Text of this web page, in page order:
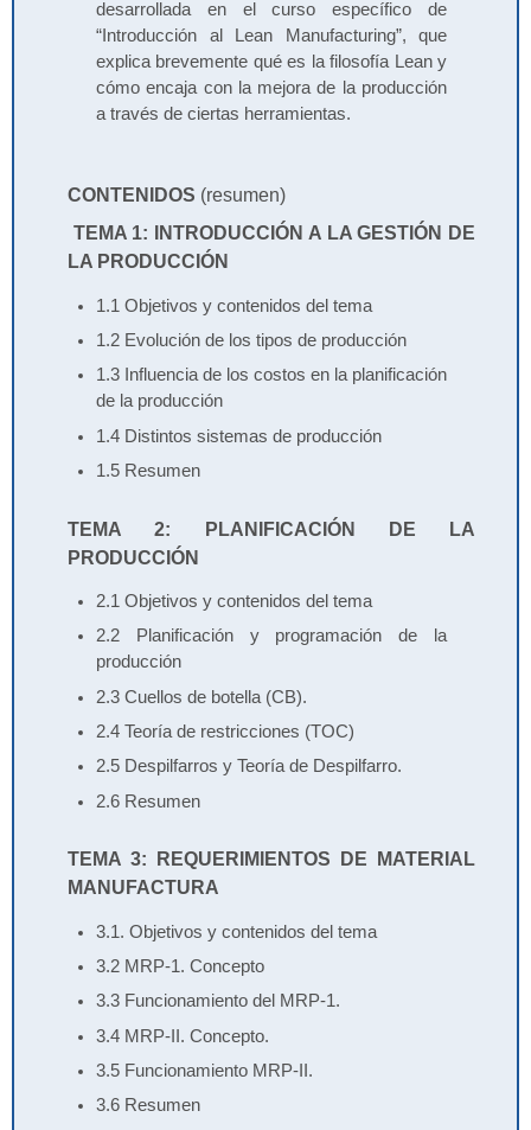
desarrollada en el curso específico de
“Introducción al Lean Manufacturing”, que
explica brevemente qué es la filosofía Lean y
cómo encaja con la mejora de la producción
a través de ciertas herramientas.
CONTENIDOS (resumen)
TEMA 1: INTRODUCCIÓN A LA GESTIÓN DE
LA PRODUCCIÓN
1.1 Objetivos y contenidos del tema
1.2 Evolución de los tipos de producción
1.3 Influencia de los costos en la planificación
de la producción
1.4 Distintos sistemas de producción
1.5 Resumen
TEMA 2: PLANIFICACIÓN DE LA
PRODUCCIÓN
2.1 Objetivos y contenidos del tema
2.2 Planificación y programación de la
producción
2.3 Cuellos de botella (CB).
2.4 Teoría de restricciones (TOC)
2.5 Despilfarros y Teoría de Despilfarro.
2.6 Resumen
TEMA 3: REQUERIMIENTOS DE MATERIAL
MANUFACTURA
3.1. Objetivos y contenidos del tema
3.2 MRP-1. Concepto
3.3 Funcionamiento del MRP-1.
3.4 MRP-II. Concepto.
3.5 Funcionamiento MRP-II.
3.6 Resumen